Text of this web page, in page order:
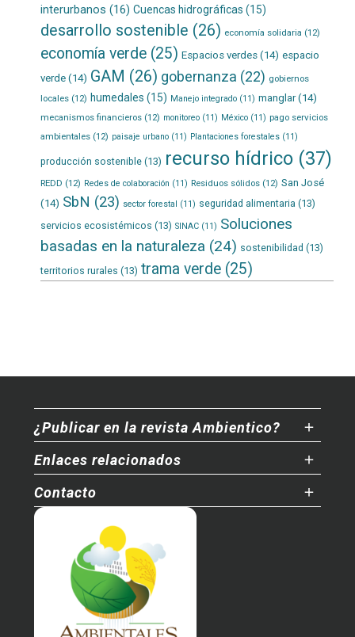
interurbanos (16) Cuencas hidrográficas (15)
desarrollo sostenible (26) economía solidaria (12)
economía verde(25) Espacios verdes(14) espacio
verde(14) GAM (26) gobernanza (22) gobiernos
locales(12) humedales (15) Manejo integrado(11) manglar(14)
mecanismos financieros(12) monitoreo(11) México(11) pago servicios
ambientales(12) paisaje urbano(11) Plantaciones forestales(11)
producción sostenible(13) recurso hídrico(37)
REDD (12) Redes de colaboración (11) Residuos sólidos(12) San José
(14) SbN (23) sector forestal (11) seguridad alimentaria (13)
servicios ecosistémicos (13) SINAC(11) Soluciones
basadas en la naturaleza (24) sostenibilidad (13)
territorios rurales (13) trama verde(25)
¿Publicar en la revista Ambientico?
Enlaces relacionados
Contacto